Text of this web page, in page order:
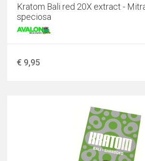
Kratom Bali red 20X extract -
speciosa
€ 9,95